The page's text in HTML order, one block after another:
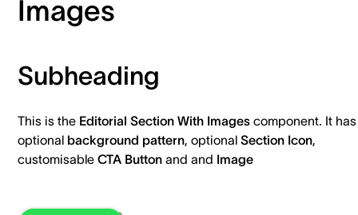
Images
Subheading
This is the Editorial Section With Images component. It
optional background pattern, optional Section Icon,
customisable CTA Button and and Image